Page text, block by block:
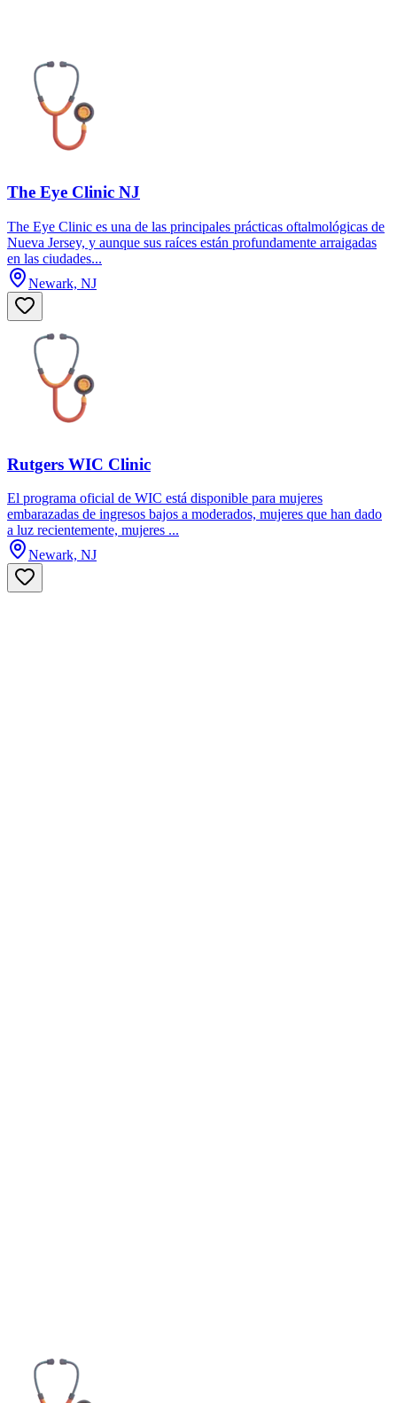
The Eye Clinic NJ
The Eye Clinic es una de las principales prácticas oftalmológicas de
Nueva Jersey, y aunque sus raíces están profundamente arraigadas
en las ciudades...
Newark, NJ
Rutgers WIC Clinic
El programa oficial de WIC está disponible para mujeres
embarazadas de ingresos bajos a moderados, mujeres que han dado
a luz recientemente, mujeres ...
Newark, NJ